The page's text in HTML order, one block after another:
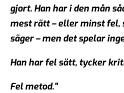
gjort. Han har i den mån
mest rätt – eller minst fel,
säger – men det spelar
Han har fel sätt, tycker
Fel metod.”